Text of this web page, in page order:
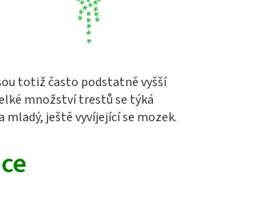
totiž často podstatně vyšší
množství trestů se týká
mladý, ještě vyvíjející se mozek.